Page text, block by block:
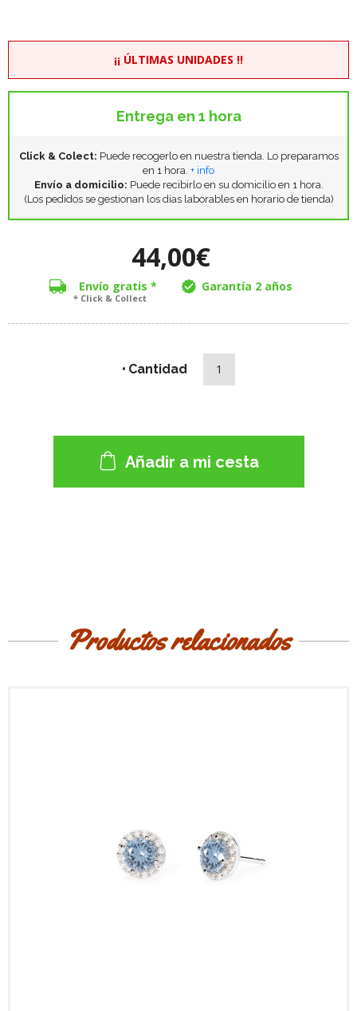
¡¡ ÚLTIMAS UNIDADES !!
Entrega en 1 hora
Click & Colect: Puede recogerlo en nuestra tienda. Lo preparamos
en 1 hora. + info
Envío a domicilio: Puede recibirlo en su domicilio en 1 hora.
(Los pedidos se gestionan los días laborables en horario de tienda)
44,00€
Envío gratis *
* Click & Collect
Garantía 2 años
Cantidad
Añadir a mi cesta
Productos relacionados